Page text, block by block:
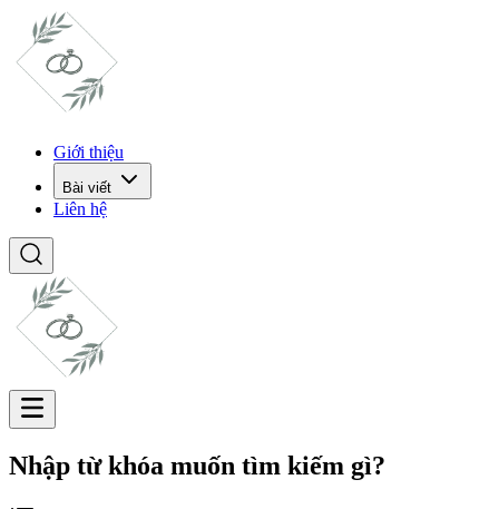
Giới thiệu
Bài viết
Liên hệ
Nhập từ khóa muốn tìm kiếm gì?